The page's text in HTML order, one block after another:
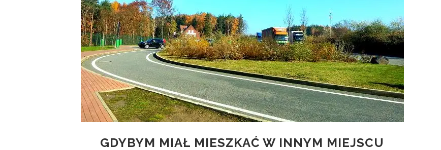
GDYBYM MIAŁ MIESZKAĆ W INNYM MIEJSCU